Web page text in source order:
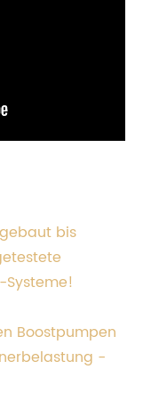
bis
Systeme!
Boostpumpen
-